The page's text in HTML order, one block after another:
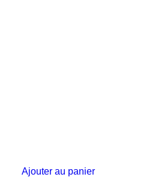
Ajouter au panier